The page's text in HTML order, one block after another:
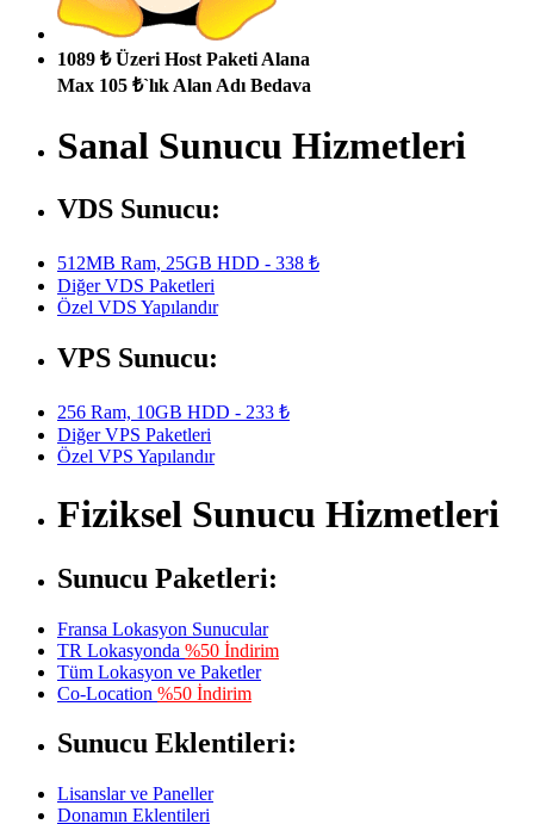
1089 ₺ Üzeri Host Paketi Alana
Max 105 ₺`lık Alan Adı Bedava
Sanal Sunucu Hizmetleri
VDS Sunucu:
512MB Ram, 25GB HDD - 338 ₺
Diğer VDS Paketleri
Özel VDS Yapılandır
VPS Sunucu:
256 Ram, 10GB HDD - 233 ₺
Diğer VPS Paketleri
Özel VPS Yapılandır
Fiziksel Sunucu Hizmetleri
Sunucu Paketleri:
Fransa Lokasyon Sunucular
TR Lokasyonda %50 İndirim
Tüm Lokasyon ve Paketler
Co-Location %50 İndirim
Sunucu Eklentileri:
Lisanslar ve Paneller
Donamın Eklentileri